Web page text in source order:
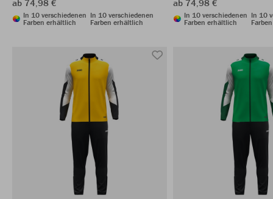
ab 74,98 €
In 10 verschiedenen
Farben erhältlich
In 10 verschiedenen
Farben erhältlich
ab 74,98 €
In 10 verschiedenen
Farben erhältlich
In 10